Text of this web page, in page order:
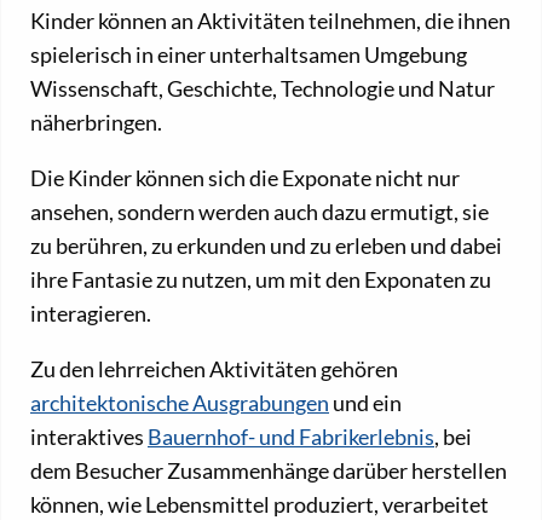
Kinder können an Aktivitäten teilnehmen, die ihnen
spielerisch in einer unterhaltsamen Umgebung
Wissenschaft, Geschichte, Technologie und Natur
näherbringen.
Die Kinder können sich die Exponate nicht nur
ansehen, sondern werden auch dazu ermutigt, sie
zu berühren, zu erkunden und zu erleben und dabei
ihre Fantasie zu nutzen, um mit den Exponaten zu
interagieren.
Zu den lehrreichen Aktivitäten gehören
architektonische Ausgrabungen und ein
interaktives Bauernhof- und Fabrikerlebnis, bei
dem Besucher Zusammenhänge darüber herstellen
können, wie Lebensmittel produziert, verarbeitet